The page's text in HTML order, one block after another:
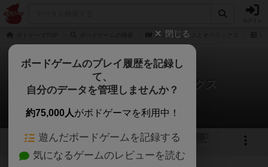
アステリックスとオベリックス
アステリックスとオベリックス
しろくまどっとこむさんのレビュー
1
閉じる
ボードゲームのプレイ履歴を記録し
て、
自分のデータを管理しませんか？
約75,000人がボドゲーマを利用中！
遊んだボードゲームを記録する
気になるゲームのレビューを読む